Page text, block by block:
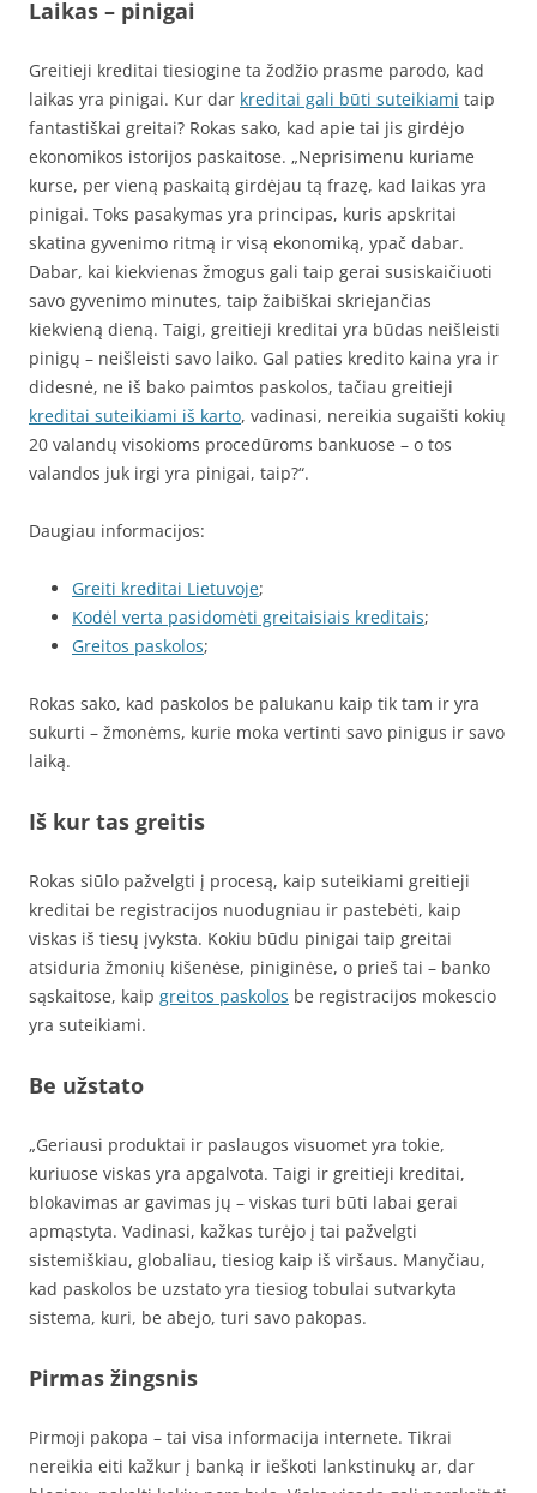
Laikas – pinigai
Greitieji kreditai tiesiogine ta žodžio prasme parodo, kad
laikas yra pinigai. Kur dar kreditai gali būti suteikiami taip
fantastiškai greitai? Rokas sako, kad apie tai jis girdėjo
ekonomikos istorijos paskaitose. „Neprisimenu kuriame
kurse, per vieną paskaitą girdėjau tą frazę, kad laikas yra
pinigai. Toks pasakymas yra principas, kuris apskritai
skatina gyvenimo ritmą ir visą ekonomiką, ypač dabar.
Dabar, kai kiekvienas žmogus gali taip gerai susiskaičiuoti
savo gyvenimo minutes, taip žaibiškai skriejančias
kiekvieną dieną. Taigi, greitieji kreditai yra būdas neišleisti
pinigų – neišleisti savo laiko. Gal paties kredito kaina yra ir
didesnė, ne iš bako paimtos paskolos, tačiau greitieji
kreditai suteikiami iš karto, vadinasi, nereikia sugaišti kokių
20 valandų visokioms procedūroms bankuose – o tos
valandos juk irgi yra pinigai, taip?“.
Daugiau informacijos:
Greiti kreditai Lietuvoje;
Kodėl verta pasidomėti greitaisiais kreditais;
Greitos paskolos;
Rokas sako, kad paskolos be palukanu kaip tik tam ir yra
sukurti – žmonėms, kurie moka vertinti savo pinigus ir savo
laiką.
Iš kur tas greitis
Rokas siūlo pažvelgti į procesą, kaip suteikiami greitieji
kreditai be registracijos nuodugniau ir pastebėti, kaip
viskas iš tiesų įvyksta. Kokiu būdu pinigai taip greitai
atsiduria žmonių kišenėse, piniginėse, o prieš tai – banko
sąskaitose, kaip greitos paskolos be registracijos mokescio
yra suteikiami.
Be užstato
„Geriausi produktai ir paslaugos visuomet yra tokie,
kuriuose viskas yra apgalvota. Taigi ir greitieji kreditai,
blokavimas ar gavimas jų – viskas turi būti labai gerai
apmąstyta. Vadinasi, kažkas turėjo į tai pažvelgti
sistemiškiau, globaliau, tiesiog kaip iš viršaus. Manyčiau,
kad paskolos be uzstato yra tiesiog tobulai sutvarkyta
sistema, kuri, be abejo, turi savo pakopas.
Pirmas žingsnis
Pirmoji pakopa – tai visa informacija internete. Tikrai
nereikia eiti kažkur į banką ir ieškoti lankstinukų ar, dar